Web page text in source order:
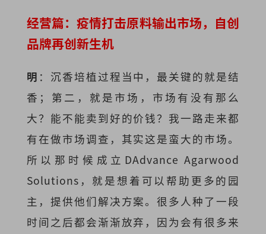
经营篇：疫情打击原料输出市场，自创
品牌再创新生机
明 ：沉香培植过程当中，最关键的就是结
香；第二，就是市场，市场有没有那么
大？能不能卖到好的价钱？我一路走来都
有在做市场调查，其实这是蛮大的市场。
所以那时候成立DAdvance Agarwood
Solutions，就是想着可以帮助更多的园
主，提供他们解决方案。很多人种了一段
时间之后都会渐渐放弃，因为会有很多来